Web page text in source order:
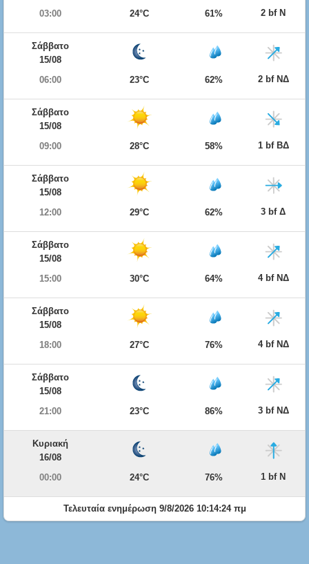
03:00
24°C 61% 2 bf Ν
Σάββατο
15/08
06:00
23°C 62% 2 bf ΝΔ
Σάββατο
15/08
09:00
28°C 58% 1 bf ΒΔ
Σάββατο
15/08
12:00
29°C 62% 3 bf Δ
Σάββατο
15/08
15:00
30°C 64% 4 bf ΝΔ
Σάββατο
15/08
18:00
27°C 76% 4 bf ΝΔ
Σάββατο
15/08
21:00
23°C 86% 3 bf ΝΔ
Κυριακή
16/08
00:00
24°C 76% 1 bf Ν
Τελευταία ενημέρωση 9/8/2026 10:14:24 πμ